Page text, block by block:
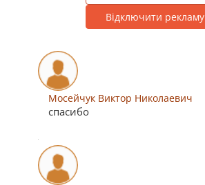
Відключити рекламу
Мосейчук Виктор Николаевич
спасибо